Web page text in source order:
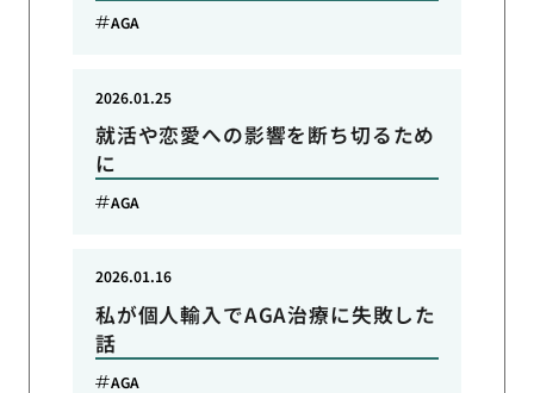
AGA
就活や恋愛への影響を断ち切るため
に
2026.01.25
AGA
私が個人輸入でAGA治療に失敗した
話
2026.01.16
AGA